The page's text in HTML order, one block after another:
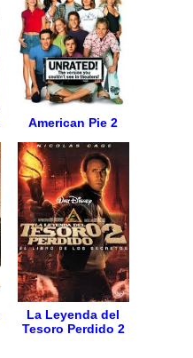
American Pie 2
La Leyenda del
Tesoro Perdido 2